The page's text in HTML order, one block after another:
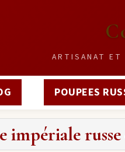
ARTISANAT ET
POUPEES
impériale